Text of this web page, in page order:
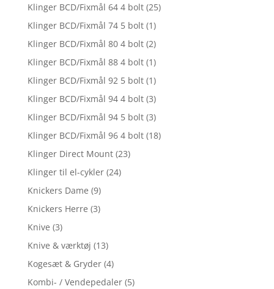
Klinger BCD/Fixmål 64 4 bolt (25)
Klinger BCD/Fixmål 74 5 bolt (1)
Klinger BCD/Fixmål 80 4 bolt (2)
Klinger BCD/Fixmål 88 4 bolt (1)
Klinger BCD/Fixmål 92 5 bolt (1)
Klinger BCD/Fixmål 94 4 bolt (3)
Klinger BCD/Fixmål 94 5 bolt (3)
Klinger BCD/Fixmål 96 4 bolt (18)
Klinger Direct Mount (23)
Klinger til el-cykler (24)
Knickers Dame (9)
Knickers Herre (3)
Knive (3)
Knive & værktøj (13)
Kogesæt & Gryder (4)
Kombi- / Vendepedaler (5)